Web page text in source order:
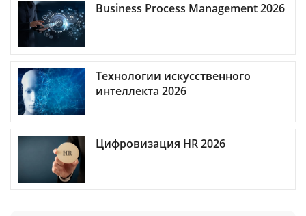
Business Process Management 2026
Технологии искусственного
интеллекта 2026
Цифровизация HR 2026